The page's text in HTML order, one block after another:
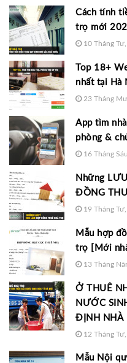
Cách tính
trọ mới
10 Tháng
Top 18+
nhất tại Hà
23 Tháng
App tìm
phòng &
16 Tháng
Những
ĐỒNG
19 Tháng
Mẫu hợp
trọ [Mới
13 Tháng
Ở THUÊ
NƯỚC
ĐỊNH NHÀ
12 Tháng
Mẫu Nội